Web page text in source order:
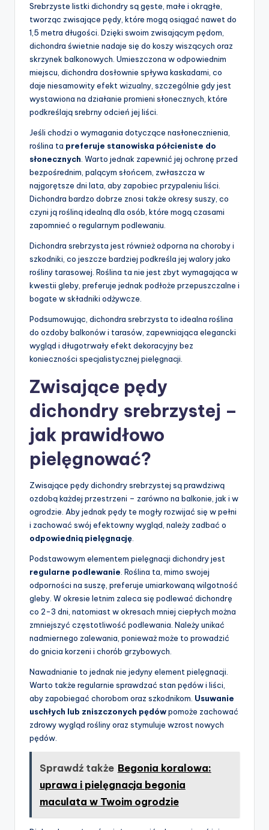
Srebrzyste listki dichondry są gęste, małe i okrągłe,
tworząc zwisające pędy, które mogą osiągać nawet do
1,5 metra długości. Dzięki swoim zwisającym pędom,
dichondra świetnie nadaje się do koszy wiszących oraz
skrzynek balkonowych. Umieszczona w odpowiednim
miejscu, dichondra dosłownie spływa kaskadami, co
daje niesamowity efekt wizualny, szczególnie gdy jest
wystawiona na działanie promieni słonecznych, które
podkreślają srebrny odcień jej liści.
Jeśli chodzi o wymagania dotyczące nasłonecznienia,
roślina ta preferuje stanowiska półcieniste do
słonecznych . Warto jednak zapewnić jej ochronę przed
bezpośrednim, palącym słońcem, zwłaszcza w
najgorętsze dni lata, aby zapobiec przypaleniu liści.
Dichondra bardzo dobrze znosi także okresy suszy, co
czyni ją rośliną idealną dla osób, które mogą czasami
zapomnieć o regularnym podlewaniu.
Dichondra srebrzysta jest również odporna na choroby i
szkodniki, co jeszcze bardziej podkreśla jej walory jako
rośliny tarasowej. Roślina ta nie jest zbyt wymagająca w
kwestii gleby, preferuje jednak podłoże przepuszczalne i
bogate w składniki odżywcze.
Podsumowując, dichondra srebrzysta to idealna roślina
do ozdoby balkonów i tarasów, zapewniająca elegancki
wygląd i długotrwały efekt dekoracyjny bez
konieczności specjalistycznej pielęgnacji.
Zwisające pędy
dichondry srebrzystej –
jak prawidłowo
pielęgnować?
Zwisające pędy dichondry srebrzystej są prawdziwą
ozdobą każdej przestrzeni – zarówno na balkonie, jak i w
ogrodzie. Aby jednak pędy te mogły rozwijać się w pełni
i zachować swój efektowny wygląd, należy zadbać o
odpowiednią pielęgnację
Podstawowym elementem pielęgnacji dichondry jest
regularne podlewanie . Roślina ta, mimo swojej
odporności na suszę, preferuje umiarkowaną wilgotność
gleby. W okresie letnim zaleca się podlewać dichondrę
co 2-3 dni, natomiast w okresach mniej ciepłych można
zmniejszyć częstotliwość podlewania. Należy unikać
nadmiernego zalewania, ponieważ może to prowadzić
do gnicia korzeni i chorób grzybowych.
Nawadnianie to jednak nie jedyny element pielęgnacji.
Warto także regularnie sprawdzać stan pędów i liści,
aby zapobiegać chorobom oraz szkodnikom. Usuwanie
uschłych lub zniszczonych pędówpomoże zachować
zdrowy wygląd rośliny oraz stymuluje wzrost nowych
pędów.
Sprawdź także Begonia koralowa:
uprawa i pielęgnacja begonia
maculata w Twoim ogrodzie